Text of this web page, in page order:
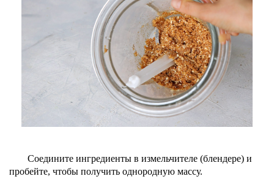
Соедините ингредиенты в измельчителе (блендере) и
пробейте, чтобы получить однородную массу.